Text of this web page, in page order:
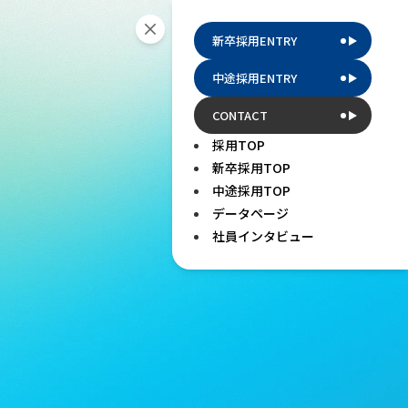
新卒採用ENTRY
中途採用ENTRY
CONTACT
採用TOP
新卒採用TOP
中途採用TOP
データページ
社員インタビュー